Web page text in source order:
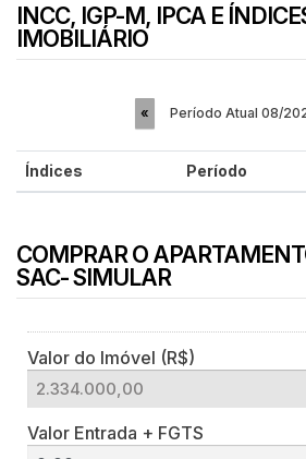
INCC, IGP-M, IPCA E
IMOBILIÁRIO
« Período Atual 08/
Índices Período
COMPRAR O
SAC- SIMULAR
Valor do Imóvel (R$)
Valor Entrada + FGTS